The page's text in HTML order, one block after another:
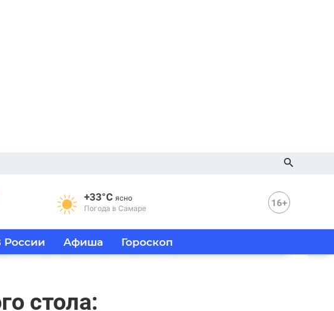
+33°C ясно
Погода в Самаре
16+
России Афиша Гороскоп
стола: